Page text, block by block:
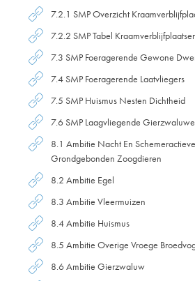
7.2.1 SMP Overzicht
7.2.2 SMP Tabel
7.3 SMP Foeragerende Gewone
7.4 SMP Foeragerende Laatvliegers
7.5 SMP Huismus Nesten Dichtheid
7.6 SMP Laagvliegende
8.1 Ambitie Nacht En
Grondgebonden Zoogdieren
8.2 Ambitie Egel
8.3 Ambitie Vleermuizen
8.4 Ambitie Huismus
8.5 Ambitie Overige Vroege
8.6 Ambitie Gierzwaluw